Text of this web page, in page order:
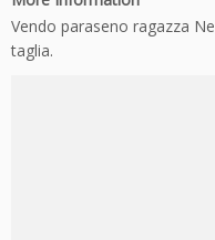
Vendo paraseno ragazza
taglia.